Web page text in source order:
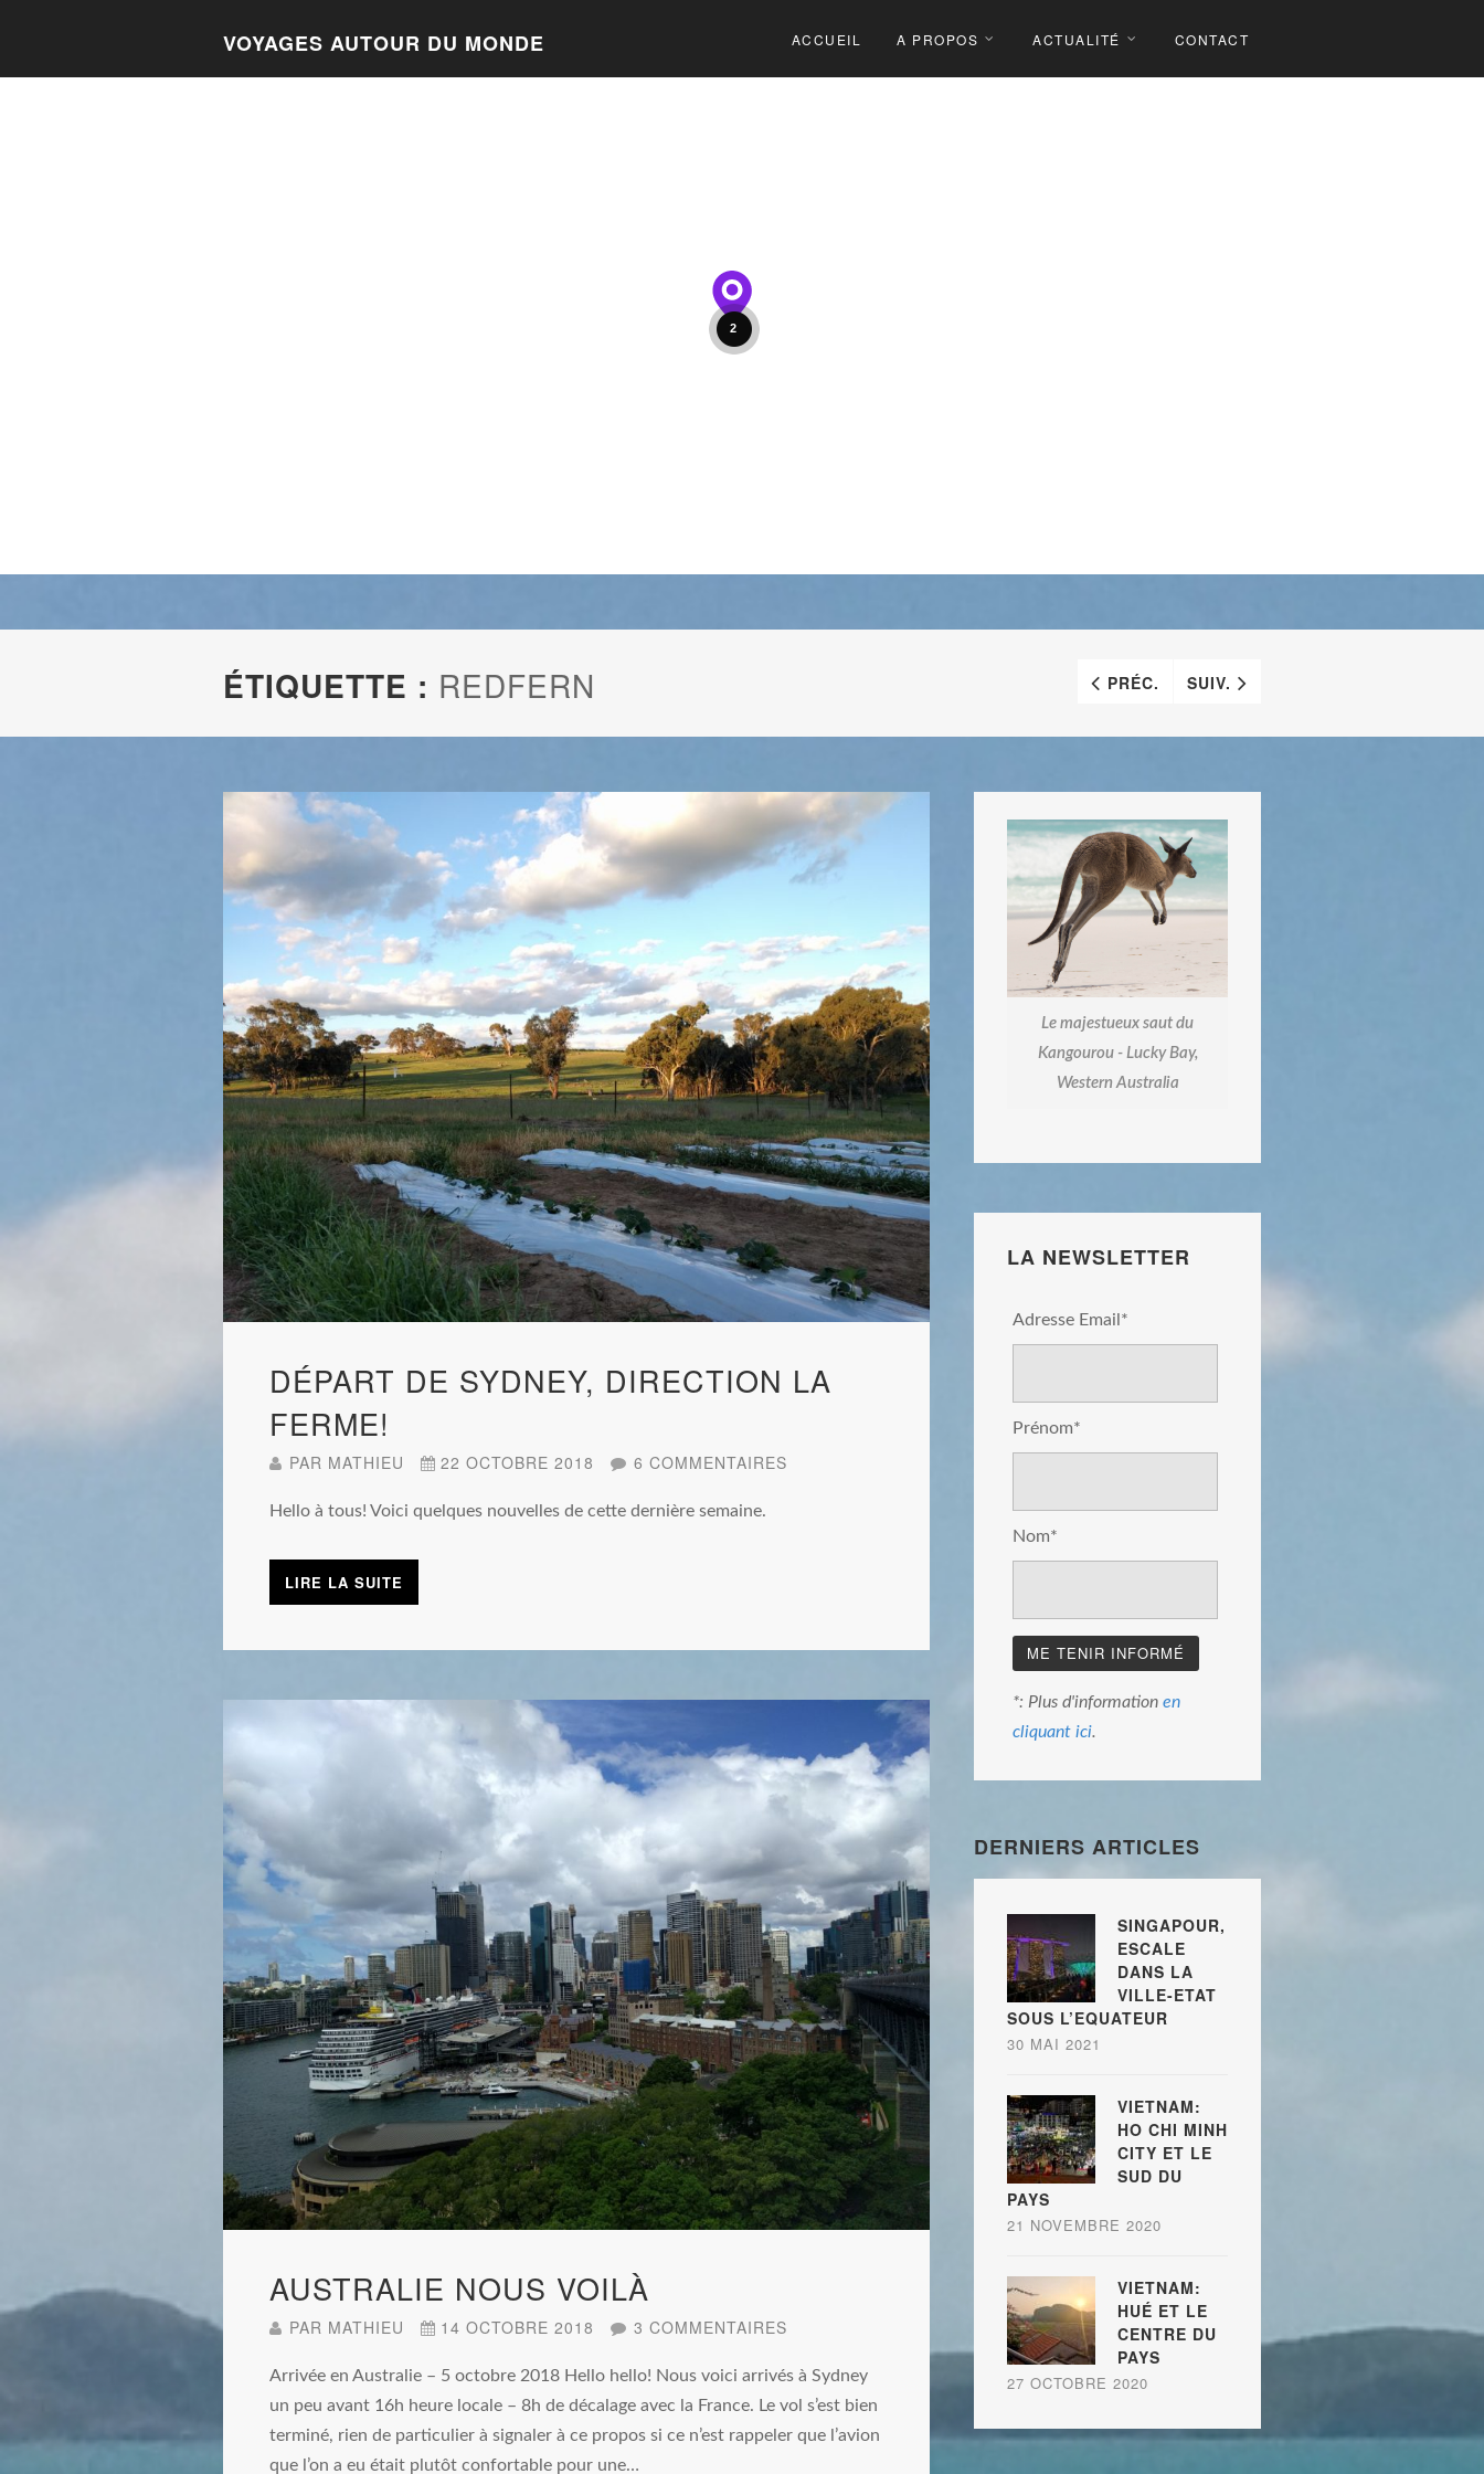
VOYAGES AUTOUR DU MONDE ACCUEIL A PROPOS ACTUALITÉ CONTACT
2
ÉTIQUETTE : REDFERN PRÉC. SUIV.
DÉPART DE SYDNEY, DIRECTION LA
FERME!
PAR MATHIEU 22 OCTOBRE 2018 6 COMMENTAIRES
Hello à tous! Voici quelques nouvelles de cette dernière semaine.
LIRE LA SUITE
AUSTRALIE NOUS VOILÀ
PAR MATHIEU 14 OCTOBRE 2018 3 COMMENTAIRES
Arrivée en Australie – 5 octobre 2018 Hello hello! Nous voici arrivés à Sydney
un peu avant 16h heure locale – 8h de décalage avec la France. Le vol s’est bien
terminé, rien de particulier à signaler à ce propos si ce n’est rappeler que l’avion
que l’on a eu était plutôt confortable pour une…
Le majestueux saut du
Kangourou - Lucky Bay,
Western Australia
LA NEWSLETTER
Adresse Email*
Prénom*
Nom*
*: Plus d'information en
cliquant ici.
DERNIERS ARTICLES
SINGAPOUR,
ESCALE
DANS LA
VILLE-ETAT
SOUS L’EQUATEUR
30 MAI 2021
VIETNAM:
HO CHI MINH
CITY ET LE
SUD DU
PAYS
21 NOVEMBRE 2020
VIETNAM:
HUÉ ET LE
CENTRE DU
PAYS
27 OCTOBRE 2020